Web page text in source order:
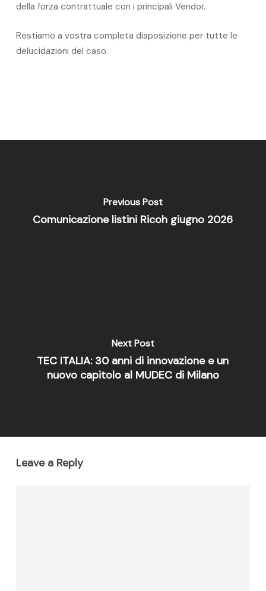
della forza contrattuale con i principali Vendor.
Restiamo a vostra completa disposizione per tutte le
delucidazioni del caso.
Previous Post
Comunicazione listini Ricoh giugno 2026
Next Post
TEC ITALIA: 30 anni di innovazione e un
nuovo capitolo al MUDEC di Milano
Leave a Reply